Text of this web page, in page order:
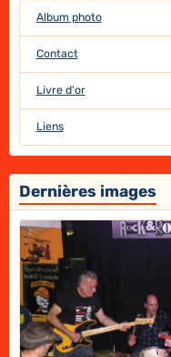
Album photo
Contact
Livre d'or
Liens
Dernières images